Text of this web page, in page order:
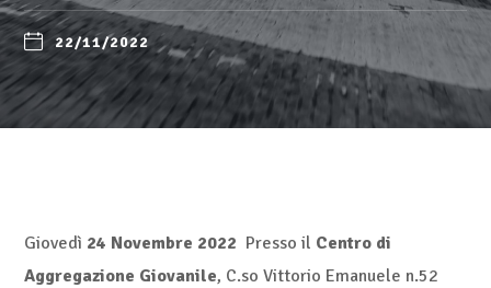
22/11/2022
Giovedì 24 Novembre 2022 Presso il Centro di
Aggregazione Giovanile, C.so Vittorio Emanuele n.52